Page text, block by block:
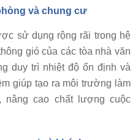
và chung cư
sử dụng rộng rãi trong hệ
gió của các tòa nhà văn
duy trì nhiệt độ ổn định và
giúp tạo ra môi trường làm
nâng cao chất lượng cuộc